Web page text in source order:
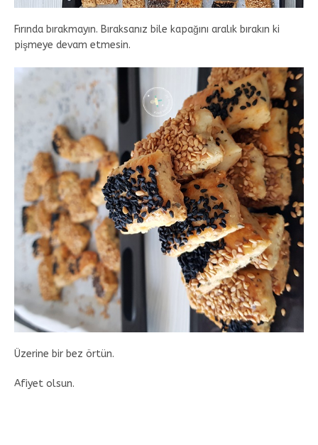
Fırında bırakmayın. Bıraksanız bile kapağını aralık bırakın ki
pişmeye devam etmesin.
Üzerine bir bez örtün.
Afiyet olsun.